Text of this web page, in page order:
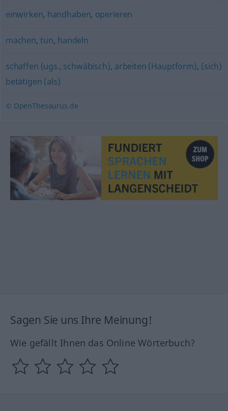
einwirken, handhaben, operieren
machen,tun, handeln
schaffen (ugs., schwäbisch), arbeiten (Hauptform), (sich)
betätigen (als)
© OpenThesaurus.de
Sagen Sie uns Ihre Meinung!
Wie gefällt Ihnen das Online Wörterbuch?